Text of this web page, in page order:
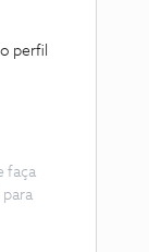
perfil
faça